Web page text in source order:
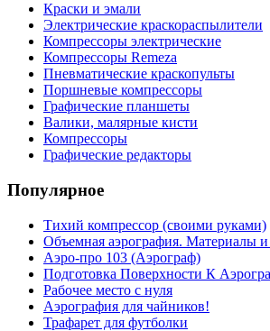
Краски и эмали
Электрические краскораспылители
Компрессоры электрические
Компрессоры Remeza
Пневматические краскопульты
Поршневые компрессоры
Графические планшеты
Валики, малярные кисти
Компрессоры
Графические редакторы
Популярное
Тихий компрессор (своими руками)
Объемная аэрография. Материалы
Аэро-про 103 (Аэрограф)
Подготовка Поверхности К
Рабочее место с нуля
Аэрография для чайников!
Трафарет для футболки